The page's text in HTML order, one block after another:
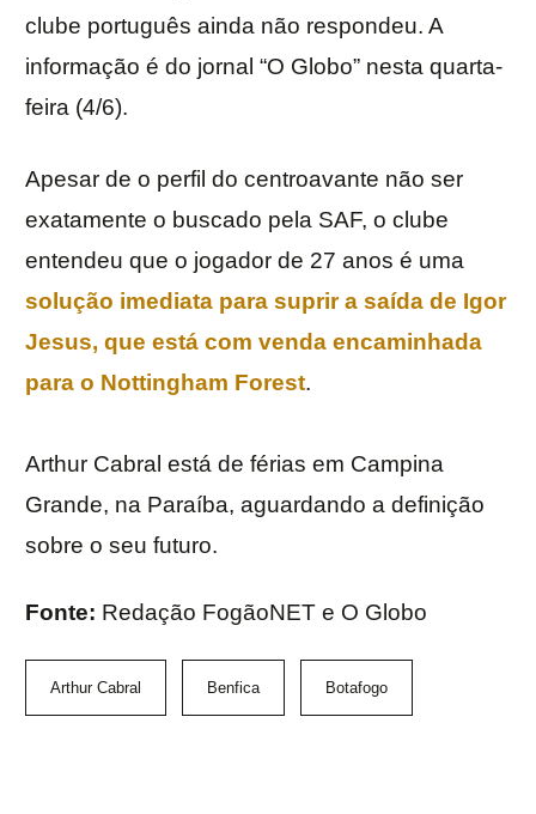
clube português ainda não respondeu. A
informação é do jornal “O Globo” nesta quarta-
feira (4/6).
Apesar de o perfil do centroavante não ser
exatamente o buscado pela SAF, o clube
entendeu que o jogador de 27 anos é uma
solução imediata para suprir a saída de Igor
Jesus, que está com venda encaminhada
para o Nottingham Forest.
Arthur Cabral está de férias em Campina
Grande, na Paraíba, aguardando a definição
sobre o seu futuro.
Fonte: Redação FogãoNET e O Globo
Arthur Cabral Benfica Botafogo